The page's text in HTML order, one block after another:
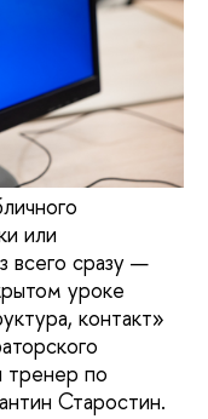
или
всего сразу —
уроке
контакт»
тренер по
Старостин.